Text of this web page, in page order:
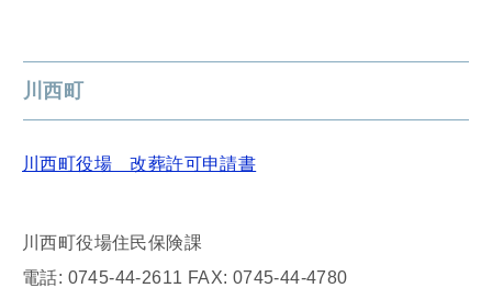
川西町
川西町役場 改葬許可申請書
川西町役場住民保険課
電話: 0745-44-2611 FAX: 0745-44-4780